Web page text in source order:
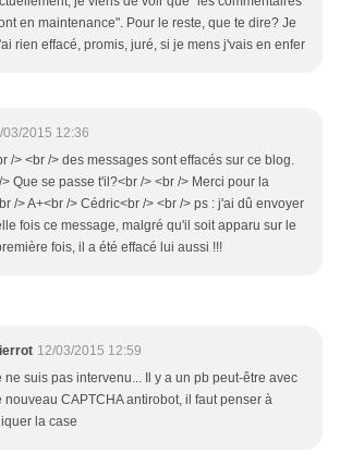
en maintenance". Pour le reste, que te dire? Je
rien effacé, promis, juré, si je mens j'vais en enfer
03/2015 12:36
/> <br /> des messages sont effacés sur ce blog.
Que se passe t'il?<br /> <br /> Merci pour la
/> A+<br /> Cédric<br /> <br /> ps : j'ai dû envoyer
fois ce message, malgré qu'il soit apparu sur le
fois, il a été effacé lui aussi !!!
12/03/2015 12:59
ne suis pas intervenu... Il y a un pb peut-être avec
nouveau CAPTCHA antirobot, il faut penser à
la case